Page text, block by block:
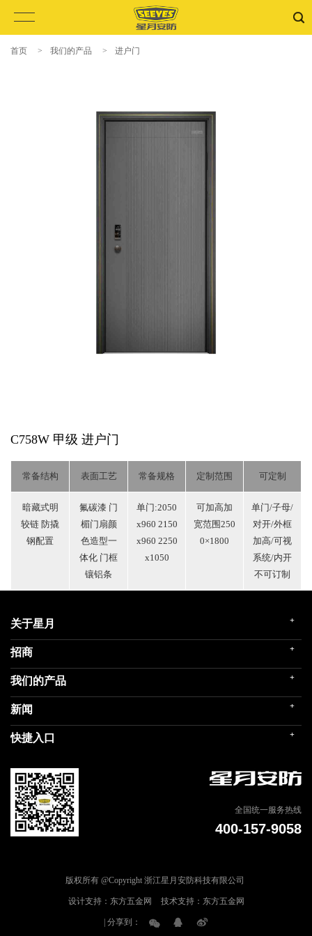
首页 > 我们的产品 > 进户门
C758W 甲级 进户门
常备结构 表面工艺 常备规格 定制范围 可定制
暗藏式明
较链 防撬
钢配置
氟碳漆 门
楣门扇颜
色造型一
体化 门框
镶铝条
单门:2050
x960 2150
x960 2250
x1050
可加高加
宽范围250
0×1800
单门/子母/
对开/外框
加高/可视
系统/内开
不可订制
关于星月 +
企业简介
企业文化
荣誉殿堂
社会责任
招商 +
门店展示
在线留言
我们的产品 +
民用家装（零售）
商用门
新闻 +
公司新闻
专题信息
快捷入口 +
联系我们
天猫商城
全国统一服务热线
400-157-9058
版权所有 @Copyright 浙江星月安防科技有限公司
设计支持：东方五金网 技术支持：东方五金网
| 分享到：